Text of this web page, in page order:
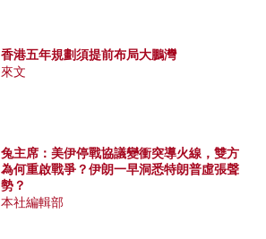
香港五年規劃須提前布局大鵬灣
來文
兔主席：美伊停戰協議變衝突導火線，雙方
為何重啟戰爭？伊朗一早洞悉特朗普虛張聲
勢？
本社編輯部